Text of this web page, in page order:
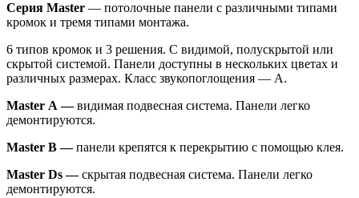
Серия Master — потолочные панели с различными типами
кромок и тремя типами монтажа.
6 типов кромок и 3 решения. С видимой, полускрытой или
скрытой системой. Панели доступны в нескольких цветах и
различных размерах. Класс звукопоглощения — А.
Master А —видимая подвесная система. Панели легко
демонтируются.
Master B —панели крепятся к перекрытию с помощью клея.
Master Ds —скрытая подвесная система. Панели легко
демонтируются.